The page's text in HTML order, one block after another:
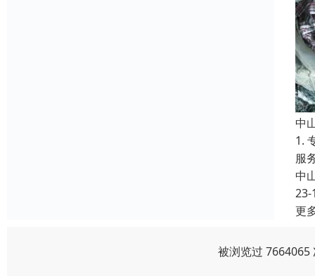
中
1.
服
中
23-
更
被浏览过